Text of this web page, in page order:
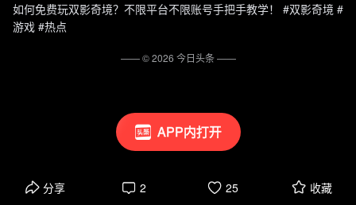
APP内打开
如何免费玩双影奇境？不限平台不限账号手把手教学！ #双影奇境 #
游戏 #热点
分享 2 25 收藏
—— ©2026 今日头条——